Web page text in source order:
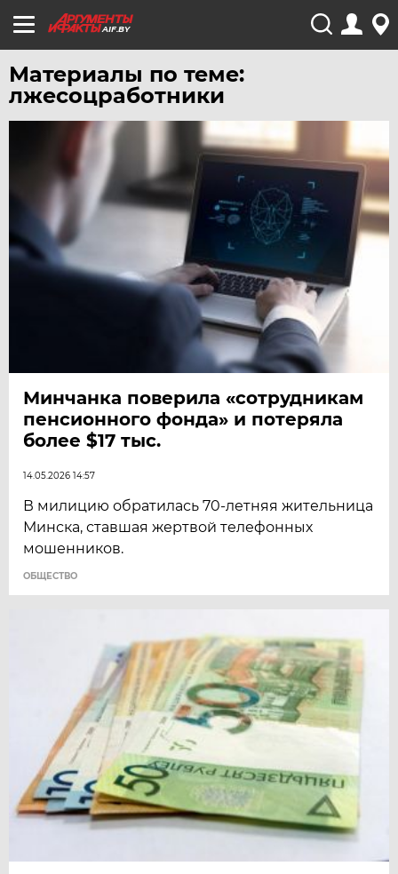
AIF.BY
Материалы по теме:
лжесоцработники
Минчанка поверила «сотрудникам
пенсионного фонда» и потеряла
более $17 тыс.
14.05.2026 14:57
В милицию обратилась 70-летняя жительница
Минска, ставшая жертвой телефонных
мошенников.
ОБЩЕСТВО